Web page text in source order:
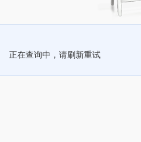
正在查询中，请刷新重试